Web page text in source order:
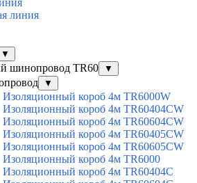
линия
▼
шинопровод TR60 ▼
▼
Изоляционный короб 4м TR6000W
Изоляционный короб 4м TR60404CW
Изоляционный короб 4м TR60604CW
Изоляционный короб 4м TR60405CW
Изоляционный короб 4м TR60605CW
Изоляционный короб 4м TR6000
Изоляционный короб 4м TR60404C